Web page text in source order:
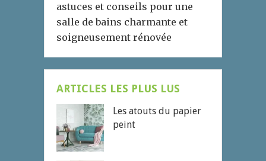
astuces et conseils pour une
salle de bains charmante et
soigneusement rénovée
ARTICLES LES PLUS LUS
Les atouts du papier
peint